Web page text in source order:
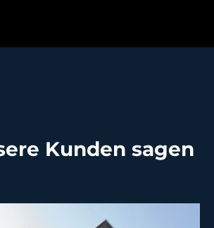
Kunden sagen